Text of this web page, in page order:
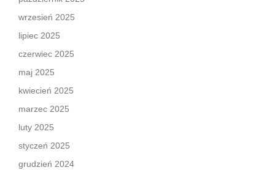
wrzesień 2025
lipiec 2025
czerwiec 2025
maj 2025
kwiecień 2025
marzec 2025
luty 2025
styczeń 2025
grudzień 2024